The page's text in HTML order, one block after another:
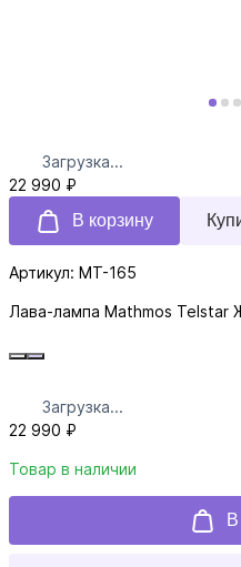
Загрузка...
22 990 ₽
В корзину
Артикул: MT-165
Лава-лампа Mathmos Telstar
Загрузка...
22 990 ₽
Товар в наличии
В